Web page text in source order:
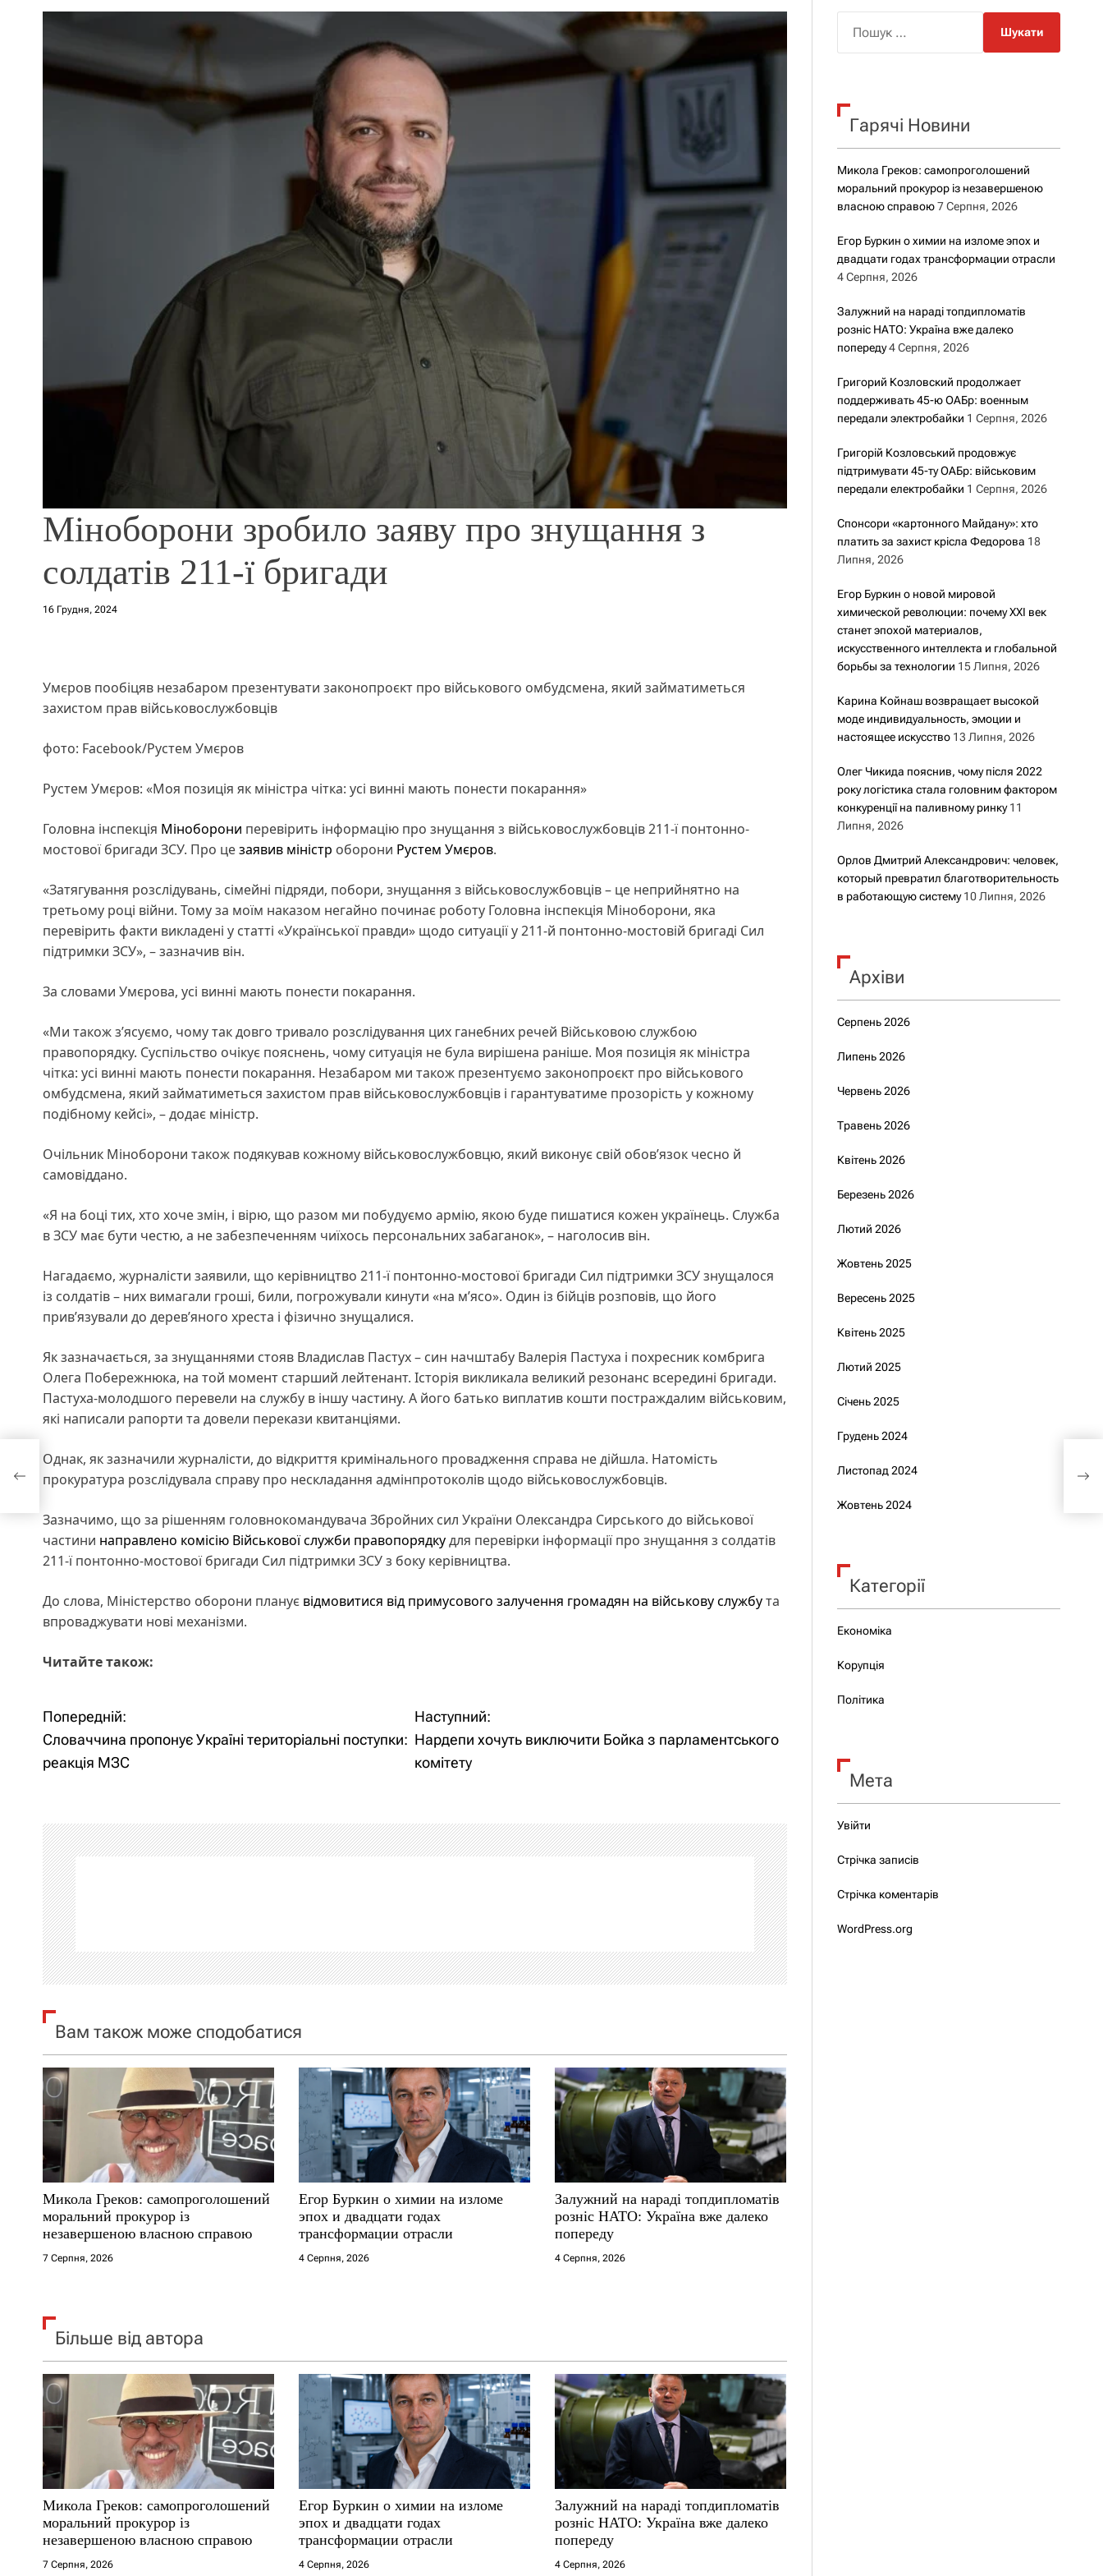
о
у
Міноборони зробило заяву про знущання з
солдатів 211-ї бригади
16 Грудня, 2024
Умєров пообіцяв незабаром презентувати законопроєкт про військового омбудсмена, який займатиметься
захистом прав військовослужбовців
фото: Facebook/Рустем Умєров
Рустем Умєров: «Моя позиція як міністра чітка: усі винні мають понести покарання»
Головна інспекція Міноборони перевірить інформацію про знущання з військовослужбовців 211-ї понтонно-
мостової бригади ЗСУ. Про цезаявив міністр оборони Рустем Умєров.
«Затягування розслідувань, сімейні підряди, побори, знущання з військовослужбовців – це неприйнятно на
третьому році війни. Тому за моїм наказом негайно починає роботу Головна інспекція Міноборони, яка
перевірить факти викладені у статті «Української правди» щодо ситуації у 211-й понтонно-мостовій бригаді Сил
підтримки ЗСУ», – зазначив він.
За словами Умєрова, усі винні мають понести покарання.
«Ми також зʼясуємо, чому так довго тривало розслідування цих ганебних речей Військовою службою
правопорядку. Суспільство очікує пояснень, чому ситуація не була вирішена раніше. Моя позиція як міністра
чітка: усі винні мають понести покарання. Незабаром ми також презентуємо законопроєкт про військового
омбудсмена, який займатиметься захистом прав військовослужбовців і гарантуватиме прозорість у кожному
подібному кейсі», – додає міністр.
Очільник Міноборони також подякував кожному військовослужбовцю, який виконує свій обов’язок чесно й
самовіддано.
«Я на боці тих, хто хоче змін, і вірю, що разом ми побудуємо армію, якою буде пишатися кожен українець. Служба
в ЗСУ має бути честю, а не забезпеченням чиїхось персональних забаганок», – наголосив він.
Нагадаємо, журналісти заявили, що керівництво 211-ї понтонно-мостової бригади Сил підтримки ЗСУ знущалося
із солдатів – них вимагали гроші, били, погрожували кинути «на м’ясо». Один із бійців розповів, що його
прив’язували до дерев’яного хреста і фізично знущалися.
Як зазначається, за знущаннями стояв Владислав Пастух – син начштабу Валерія Пастуха і похресник комбрига
Олега Побережнюка, на той момент старший лейтенант. Історія викликала великий резонанс всередині бригади.
Пастуха-молодшого перевели на службу в іншу частину. А його батько виплатив кошти постраждалим військовим,
які написали рапорти та довели перекази квитанціями.
Однак, як зазначили журналісти, до відкриття кримінального провадження справа не дійшла. Натомість
прокуратура розслідувала справу про нескладання адмінпротоколів щодо військовослужбовців.
Зазначимо, що за рішенням головнокомандувача Збройних сил України Олександра Сирського до військової
частини направлено комісію Військової служби правопорядкудля перевірки інформації про знущання з солдатів
211-ї понтонно-мостової бригади Сил підтримки ЗСУ з боку керівництва.
До слова, Міністерство оборони планує відмовитися від примусового залучення громадян на військову службута
впроваджувати нові механізми.
Читайте також:
Н
а
і
г
а
ц
і
я
а
п
и
с
і
в
Попередній:
Словаччина пропонує Україні територіальні поступки:
реакція МЗС
Наступний:
Нардепи хочуть виключити Бойка з парламентського
комітету
Вам також може сподобатися
Микола Греков: самопроголошений
моральний прокурор із
незавершеною власною справою
7 Серпня, 2026
Егор Буркин о химии на изломе
эпох и двадцати годах
трансформации отрасли
4 Серпня, 2026
Залужний на нараді топдипломатів
розніс НАТО: Україна вже далеко
попереду
4 Серпня, 2026
Більше від автора
Микола Греков: самопроголошений
моральний прокурор із
незавершеною власною справою
7 Серпня, 2026
Егор Буркин о химии на изломе
эпох и двадцати годах
трансформации отрасли
4 Серпня, 2026
Залужний на нараді топдипломатів
розніс НАТО: Україна вже далеко
попереду
4 Серпня, 2026
к
Гарячі Новини
Микола Греков: самопроголошений
моральний прокурор із незавершеною
власною справою 7 Серпня, 2026
Егор Буркин о химии на изломе эпох и
двадцати годах трансформации отрасли
4 Серпня, 2026
Залужний на нараді топдипломатів
розніс НАТО: Україна вже далеко
попереду 4 Серпня, 2026
Григорий Козловский продолжает
поддерживать 45-ю ОАБр: военным
передали электробайки 1 Серпня, 2026
Григорій Козловський продовжує
підтримувати 45-ту ОАБр: військовим
передали електробайки 1 Серпня, 2026
Спонсори «картонного Майдану»: хто
платить за захист крісла Федорова 18
Липня, 2026
Егор Буркин о новой мировой
химической революции: почему XXI век
станет эпохой материалов,
искусственного интеллекта и глобальной
борьбы за технологии 15 Липня, 2026
Карина Койнаш возвращает высокой
моде индивидуальность, эмоции и
настоящее искусство 13 Липня, 2026
Олег Чикида пояснив, чому після 2022
року логістика стала головним фактором
конкуренції на паливному ринку 11
Липня, 2026
Орлов Дмитрий Александрович: человек,
который превратил благотворительность
в работающую систему 10 Липня, 2026
Архіви
Серпень 2026
Липень 2026
Червень 2026
Травень 2026
Квітень 2026
Березень 2026
Лютий 2026
Жовтень 2025
Вересень 2025
Квітень 2025
Лютий 2025
Січень 2025
Грудень 2024
Листопад 2024
Жовтень 2024
Категорії
Економіка
Корупція
Політика
Мета
Увійти
Стрічка записів
Стрічка коментарів
WordPress.org